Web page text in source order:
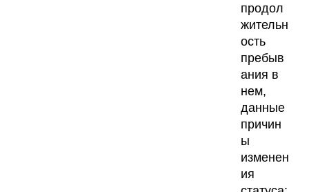
продол
жительн
ость
пребыв
ания в
нем,
данные
причин
ы
изменен
ия